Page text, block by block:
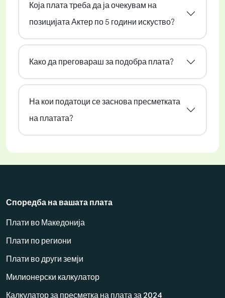
Која плата треба да ја очекувам на
позицијата Актер по 5 години искуство?
Како да преговараш за подобра плата?
На кои податоци се заснова пресметката
на платата?
Споредба на вашата плата
Плати во Македонија
Плати по региони
Плати во други земји
Милионерски калкулатор
Калкулатор за пресметка на плата за 2024